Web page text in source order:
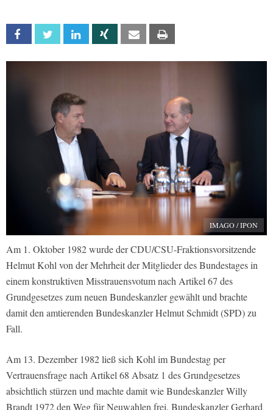
Facebook Twitter Linkedin Xing Email
IMAGO / IPON
Am 1. Oktober 1982 wurde der CDU/CSU-Fraktionsvorsitzende
Helmut Kohl von der Mehrheit der Mitglieder des Bundestages in
einem konstruktiven Misstrauensvotum nach Artikel 67 des
Grundgesetzes zum neuen Bundeskanzler gewählt und brachte
damit den amtierenden Bundeskanzler Helmut Schmidt (SPD) zu
Fall.
Am 13. Dezember 1982 ließ sich Kohl im Bundestag per
Vertrauensfrage nach Artikel 68 Absatz 1 des Grundgesetzes
absichtlich stürzen und machte damit wie Bundeskanzler Willy
Brandt 1972 den Weg für Neuwahlen frei. Bundeskanzler Gerhard